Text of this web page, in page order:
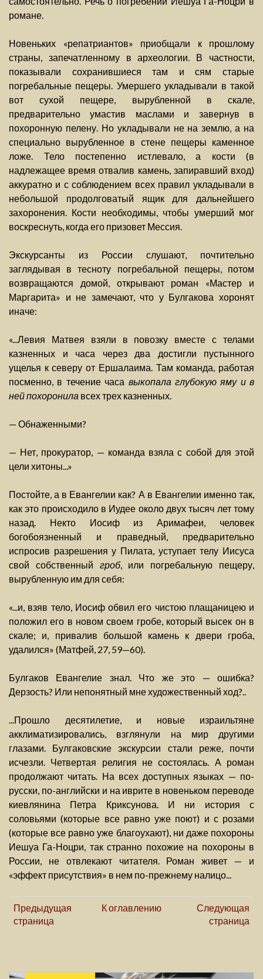
романе.
Новеньких «репатриантов» приобщали к прошлому
страны, запечатленному в археологии. В частности,
показывали сохранившиеся там и сям старые
погребальные пещеры. Умершего укладывали в такой
вот сухой пещере, вырубленной в скале,
предварительно умастив маслами и завернув в
похоронную пелену. Но укладывали не на землю, а на
специально вырубленное в стене пещеры каменное
ложе. Тело постепенно истлевало, а кости (в
надлежащее время отвалив камень, запиравший вход)
аккуратно и с соблюдением всех правил укладывали в
небольшой продолговатый ящик для дальнейшего
захоронения. Кости необходимы, чтобы умерший мог
воскреснуть, когда его призовет Мессия.
Экскурсанты из России слушают, почтительно
заглядывая в тесноту погребальной пещеры, потом
возвращаются домой, открывают роман «Мастер и
Маргарита» и не замечают, что у Булгакова хоронят
иначе:
«...Левия Матвея взяли в повозку вместе с телами
казненных и часа через два достигли пустынного
ущелья к северу от Ершалаима. Там команда, работая
посменно, в течение часа выкопала глубокую яму и в
ней похоронила всех трех казненных.
— Обнаженными?
— Нет, прокуратор, — команда взяла с собой для этой
цели хитоны...»
Постойте, а в Евангелии как? А в Евангелии именно так,
как это происходило в Иудее около двух тысяч лет тому
назад. Некто Иосиф из Аримафеи, человек
богобоязненный и праведный, предварительно
испросив разрешения у Пилата, уступает телу Иисуса
свой собственный гроб, или погребальную пещеру,
вырубленную им для себя:
«...и, взяв тело, Иосиф обвил его чистою плащаницею и
положил его в новом своем гробе, который высек он в
скале; и, привалив большой камень к двери гроба,
удалился» (Матфей, 27, 59—60).
Булгаков Евангелие знал. Что же это — ошибка?
Дерзость? Или непонятный мне художественный ход?..
...Прошло десятилетие, и новые израильтяне
акклиматизировались, взглянули на мир другими
глазами. Булгаковские экскурсии стали реже, почти
исчезли. Четвертая религия не состоялась. А роман
продолжают читать. На всех доступных языках — по-
русски, по-английски и на иврите в новеньком переводе
киевлянина Петра Криксунова. И ни история с
соловьями (которые все равно уже поют) и с розами
(которые все равно уже благоухают), ни даже похороны
Иешуа Га-Ноцри, так странно похожие на похороны в
России, не отвлекают читателя. Роман живет — и
«эффект присутствия» в нем по-прежнему налицо...
Предыдущая
страница
К оглавлению
Следующая
страница